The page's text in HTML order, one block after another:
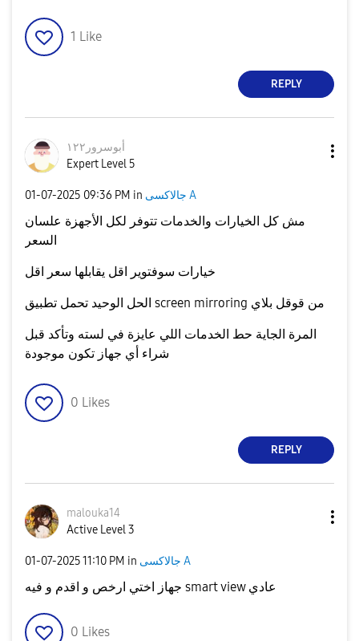
1 Like
REPLY
أبوسرور١٢٢
Expert Level 5
‎01-07-2025 09:36 PM in جالاكسى A
مش كل الخيارات والخدمات تتوفر لكل الأجهزة علسان
السعر
خيارات سوفتوير اقل يقابلها سعر اقل
المرة الجاية حط الخدمات اللي عايزة في لسته وتأكد قبل
شراء أي جهاز تكون موجودة
0 Likes
REPLY
malouka14
Active Level 3
‎01-07-202511:10 PM in جالاكسى A
جهاز اختي ارخص و اقدم و فيه smart view عادي
0 Likes